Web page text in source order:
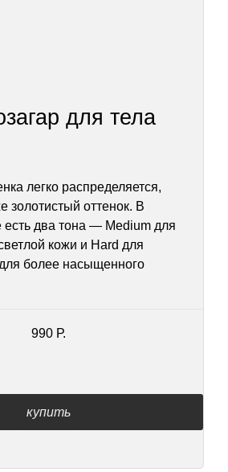
для тела
легко распределяется,
золотистый оттенок. В
есть два тона — Medium для
кожи и Hard для
более насыщенного
990 Р.
купить